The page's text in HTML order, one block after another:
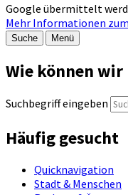
Google übermittelt
Mehr Informationen
Suche Menü
Wie können wir
Suchbegriff eingeben
Häufig gesucht
Quicknavigation
Stadt & Menschen